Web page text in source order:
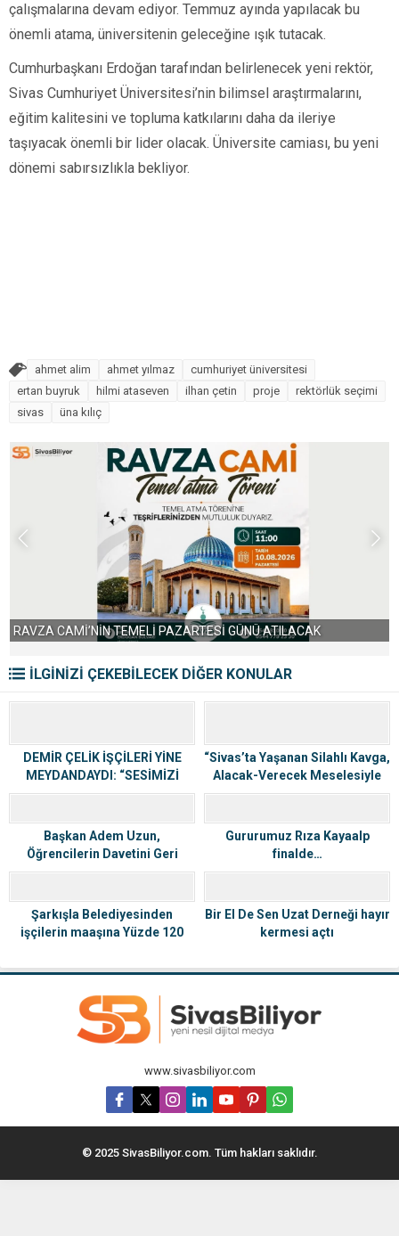
çalışmalarına devam ediyor. Temmuz ayında yapılacak bu
önemli atama, üniversitenin geleceğine ışık tutacak.
Cumhurbaşkanı Erdoğan tarafından belirlenecek yeni rektör,
Sivas Cumhuriyet Üniversitesi’nin bilimsel araştırmalarını,
eğitim kalitesini ve topluma katkılarını daha da ileriye
taşıyacak önemli bir lider olacak. Üniversite camiası, bu yeni
dönemi sabırsızlıkla bekliyor.
ahmet alim ahmet yılmaz
cumhuriyet üniversitesi
ertan buyruk
hilmi ataseven ilhan çetin proje
rektörlük seçimi
sivas
üna kılıç
SİVAS’TA 5 BİN KİŞİYE AYRAN AŞI İKRAMI
İLGİNİZİ ÇEKEBİLECEK DİĞER KONULAR
DEMİR ÇELİK İŞÇİLERİ YİNE
MEYDANDAYDI: “SESİMİZİ
DUYUN”
“Sivas’ta Yaşanan Silahlı Kavga,
Alacak-Verecek Meselesiyle
Patlak Verdi”
Başkan Adem Uzun,
Öğrencilerin Davetini Geri
Çevirmedi
Gururumuz Rıza Kayaalp
finalde…
Şarkışla Belediyesinden
işçilerin maaşına Yüzde 120
Bir El De Sen Uzat Derneği hayır
kermesi açtı
www.sivasbiliyor.com
© 2025 SivasBiliyor.com. Tüm hakları saklıdır.